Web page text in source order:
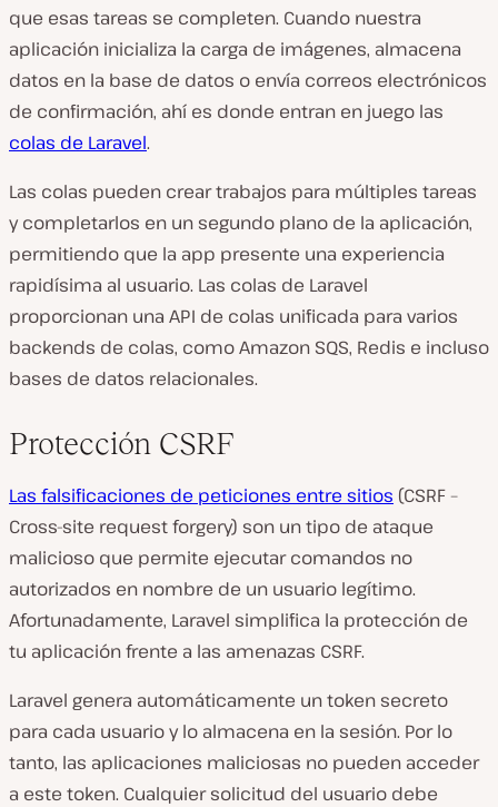
que esas tareas se completen. Cuando nuestra
aplicación inicializa la carga de imágenes, almacena
datos en la base de datos o envía correos electrónicos
de confirmación, ahí es donde entran en juego las
colas de Laravel.
Las colas pueden crear trabajos para múltiples tareas
y completarlos en un segundo plano de la aplicación,
permitiendo que la app presente una experiencia
rapidísima al usuario. Las colas de Laravel
proporcionan una API de colas unificada para varios
backends de colas, como Amazon SQS, Redis e incluso
bases de datos relacionales.
Protección CSRF
Las falsificaciones de peticiones entre sitios (CSRF –
Cross-site request forgery) son un tipo de ataque
malicioso que permite ejecutar comandos no
autorizados en nombre de un usuario legítimo.
Afortunadamente, Laravel simplifica la protección de
tu aplicación frente a las amenazas CSRF.
Laravel genera automáticamente un token secreto
para cada usuario y lo almacena en la sesión. Por lo
tanto, las aplicaciones maliciosas no pueden acceder
a este token. Cualquier solicitud del usuario debe